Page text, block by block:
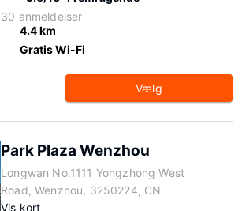
30 anmeldelser
4.4 km
Gratis Wi-Fi
Vælg
Park Plaza Wenzhou
Longwan No.1111 Yongzhong West
Road, Wenzhou, 3250224, CN
Vis kort